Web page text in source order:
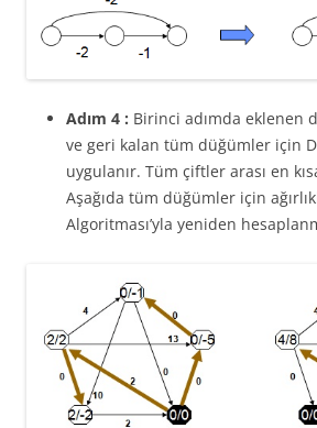
Adım 4 : Birinci adımda eklenen
ve geri kalan tüm düğümler için
uygulanır. Tüm çiftler arası en
Aşağıda tüm düğümler için
Algoritması’yla yeniden